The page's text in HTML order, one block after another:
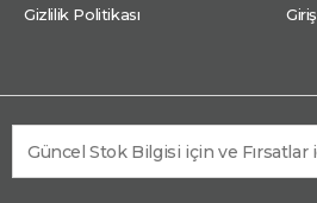
Gizlilik Politikası